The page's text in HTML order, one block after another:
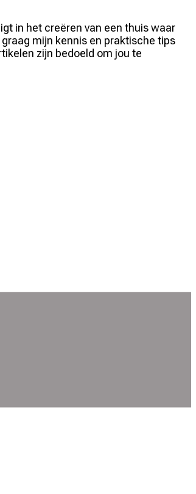
in het creëren van een thuis waar
mijn kennis en praktische tips
zijn bedoeld om jou te